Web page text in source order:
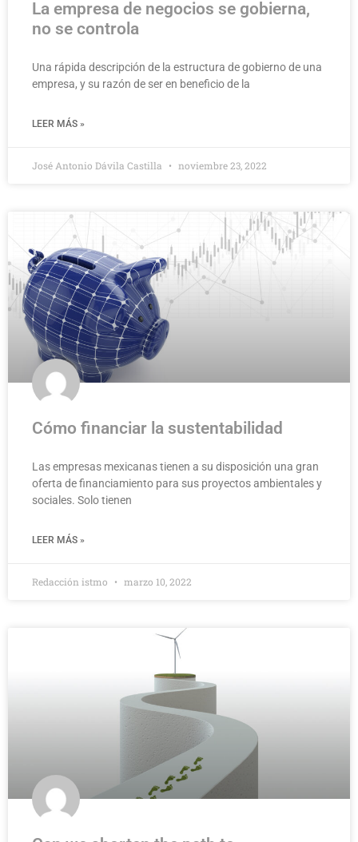
La empresa de negocios se gobierna,
no se controla
Una rápida descripción de la estructura de gobierno de una
empresa, y su razón de ser en beneficio de la
LEER MÁS »
José Antonio Dávila Castilla noviembre 23, 2022
Cómo financiar la sustentabilidad
Las empresas mexicanas tienen a su disposición una gran
oferta de financiamiento para sus proyectos ambientales y
sociales. Solo tienen
LEER MÁS »
Redacción istmo marzo 10, 2022